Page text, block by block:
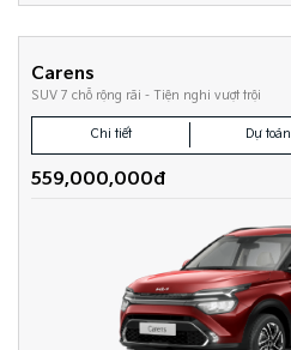
Carens
SUV 7 chỗ rộng rãi - Tiện nghi vượt trội
Chi tiết Dự toán
559,000,000đ